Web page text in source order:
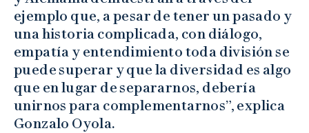
ejemplo que, a pesar de tener un pasado y
una historia complicada, con diálogo,
empatía y entendimiento toda división se
puede superar y que la diversidad es algo
que en lugar de separarnos, debería
unirnos para complementarnos”, explica
Gonzalo Oyola.